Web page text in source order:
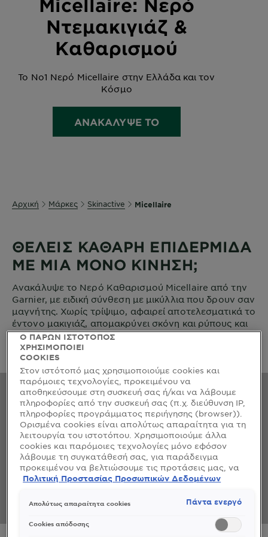
Micellaire: Νερό
Ντεμακιγιάζ &
Καθαρισμού
Το Νο1 Νερό Micellaire στην Ελλάδα και τον
Κόσμο
ΑΝΑΚΆΛΥΨΕ ΤΟ
Αρχική Μάρκες Skinactive Micellaire
ΘΕΛΕΙΣ ΚΑΘΑΡΗ ΕΠΙΔΕΡΜΙΔΑ
ΜΕ ΜΙΑ ΜΟΝΟ ΚΙΝΗΣΗ;
Ανακάλυψε το Νερό Καθαρισμού Micellaire από την
Garnier, με ειδική σύνθεση με μικύλλια που δρουν σαν
μαγνήτης. Χωρίς τρίψιμο, αφαιρεί αποτελεσματικά το
έντονο μακιγιάζ, απομακρύνει σκόνη και ρύπους και
καταπραΰνει τις ευαίσθητες επιδερμίδες.
Ο ΠΑΡΩΝ ΙΣΤΟΤΟΠΟΣ
ΧΡΗΣΙΜΟΠΟΙΕΙ
COOKIES
Στον ιστότοπό μας χρησιμοποιούμε cookies και
παρόμοιες τεχνολογίες, προκειμένου να
αποθηκεύσουμε στη συσκευή σας ή/και να λάβουμε
πληροφορίες από την συσκευή σας (π.χ. διεύθυνση IP,
πληροφορίες προγράμματος περιήγησης (browser)).
Ορισμένα cookies είναι απολύτως απαραίτητα για τη
λειτουργία του ιστοτόπου. Χρησιμοποιούμε άλλα
cookies και παρόμοιες τεχνολογίες μόνο εφόσον
λάβουμε τη συγκατάθεσή σας, για παράδειγμα
προκειμένου να βελτιώσουμε τις προτάσεις μας, να
αναλύσουμε τη χρήση, να προσαρμόσουμε το
αναγνωρίσουμε τον browser/ τη συσκευή σας για τη
δημιουργία προφίλ με τα ενδιαφέροντά σας και να
σας δείχνουμε σχετικό διαφημιστικό περιεχόμενο σε
Πολιτική Προστασίας Προσωπικών Δεδομένων
Απολύτως απαραίτητα cookies Πάντα ενεργό
Cookies απόδοσης